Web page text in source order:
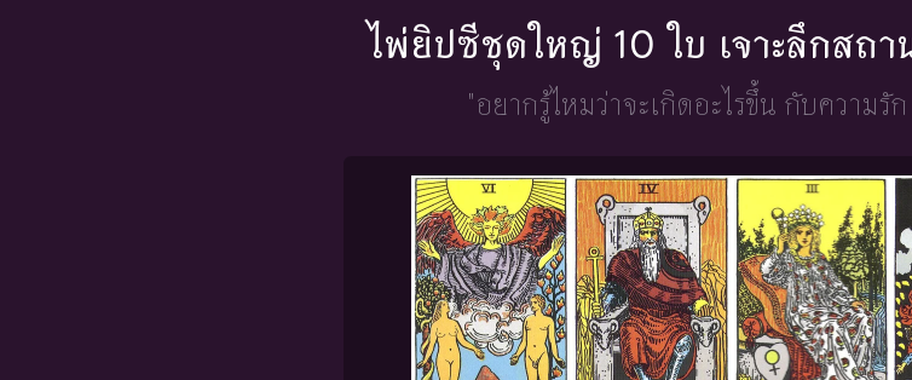
ไพ่ยิปซีชุดใหญ่ 10 ใบ เจาะลึกสถ
"อยากรู้ไหมว่าจะเกิดอะไรขึ้น กับความรัก